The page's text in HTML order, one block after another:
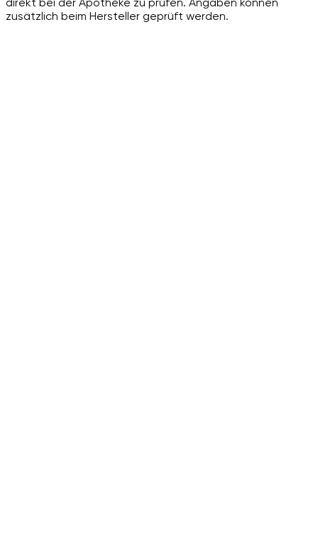
direkt bei der Apotheke zu prüfen. Angaben können
zusätzlich beim Hersteller geprüft werden.